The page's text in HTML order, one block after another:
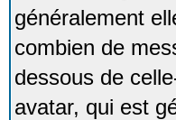
généralement
combien de
dessous de
avatar, qui est